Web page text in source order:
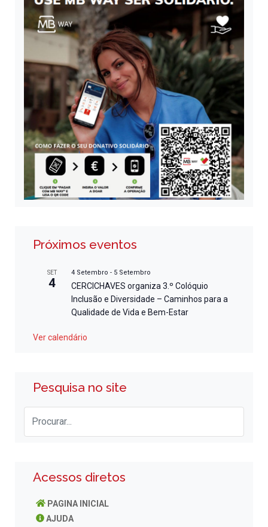
Próximos eventos
SET
4
4 Setembro - 5 Setembro
CERCICHAVES organiza 3.º Colóquio
Inclusão e Diversidade – Caminhos para a
Qualidade de Vida e Bem-Estar
Ver calendário
Pesquisa no site
Acessos diretos
PAGINA INICIAL
AJUDA